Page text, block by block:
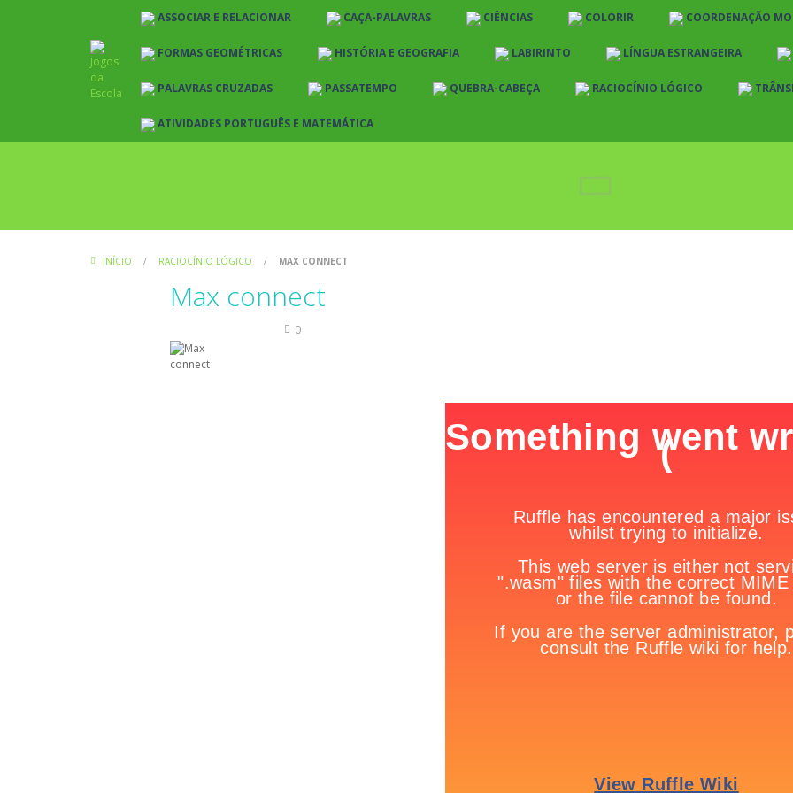
ASSOCIAR E RELACIONAR CAÇA-PALAVRAS CIÊNCIAS COLORIR COORDENAÇÃO
FORMAS GEOMÉTRICAS HISTÓRIA E GEOGRAFIA LABIRINTO LÍNGUA ESTRANGEIRA
PALAVRAS CRUZADAS PASSATEMPO QUEBRA-CABEÇA RACIOCÍNIO LÓGICO
ATIVIDADES PORTUGUÊS E MATEMÁTICA
INÍCIO / RACIOCÍNIO LÓGICO / MAX CONNECT
Max connect
0